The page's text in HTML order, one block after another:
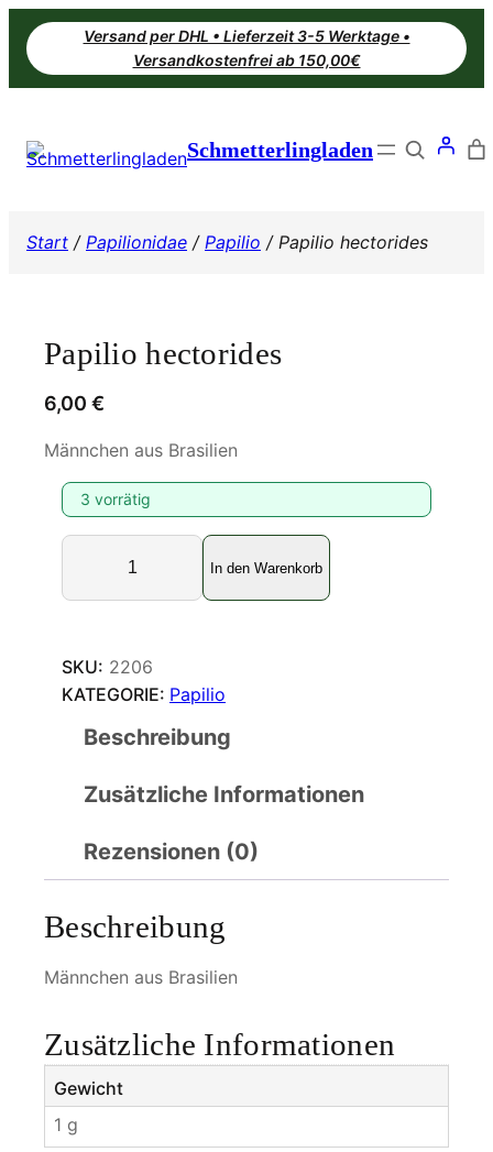
Zum
Inhalt
springen
Versand per DHL • Lieferzeit 3-5 Werktage •
Versandkostenfrei ab 150,00€
Schmetterlingladen Search
Start / Papilionidae / Papilio / Papilio hectorides
Papilio hectorides
6,00 €
Männchen aus Brasilien
3 vorrätig
P
p
l
i
r
d
s
e
n
g
e
In den Warenkorb
SKU: 2206
KATEGORIE: Papilio
Beschreibung
Zusätzliche Informationen
Rezensionen (0)
Beschreibung
Männchen aus Brasilien
Zusätzliche Informationen
Gewicht
1 g